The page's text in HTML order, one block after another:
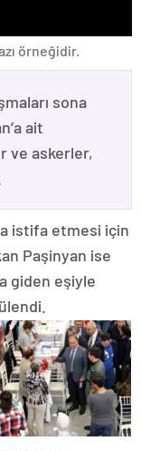
örneğidir.
sona
ait
ve askerler,
istifa etmesi için
Paşinyan ise
giden eşiyle